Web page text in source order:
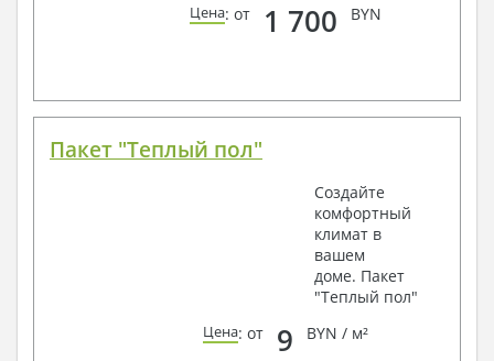
Цена: от 1 700 BYN
Пакет "Теплый пол"
Создайте
комфортный
климат в
вашем
доме. Пакет
"Теплый пол"
Цена: от 9 BYN / м²